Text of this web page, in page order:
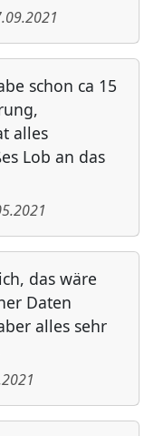
schon ca 15
alles
Lob an das
das wäre
Daten
alles sehr